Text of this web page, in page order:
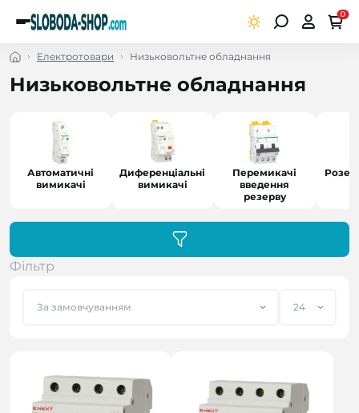
0
Електротовари Низьковольтне обладнання
Низьковольтне обладнання
Автоматичні
вимикачі
Диференціальні
вимикачі
Перемикачі
введення
резерву
Фільтр